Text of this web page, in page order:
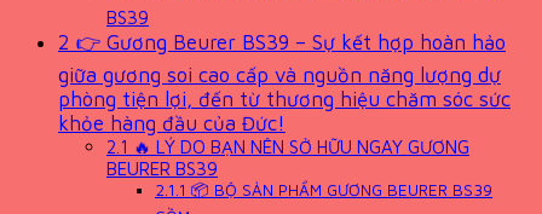
BS39
2 👉 Gương Beurer BS39 – Sự kết hợp hoàn hảo
giữa gương soi cao cấp và nguồn năng lượng dự
phòng tiện lợi, đến từ thương hiệu chăm sóc sức
khỏe hàng đầu của Đức!
2.1 🔥 LÝ DO BẠN NÊN SỞ HỮU NGAY GƯƠNG
BEURER BS39
2.1.1 📦 BỘ SẢN PHẨM GƯƠNG BEURER BS39